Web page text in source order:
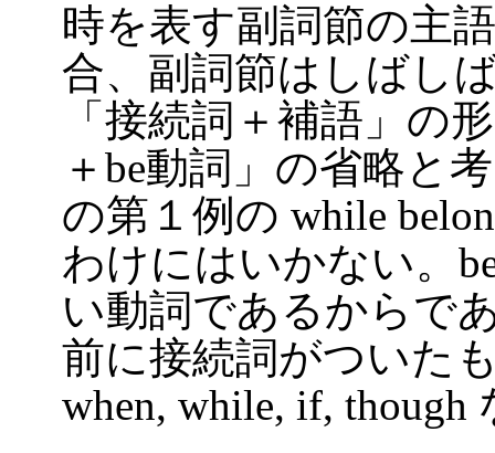
時を表す副詞節の主
合、副詞節はしばし
「接続詞＋補語」の
＋be動詞」の省略と
の第１例の while
わけにはいかない。
い動詞であるからで
前に接続詞がついた
when, while, if,